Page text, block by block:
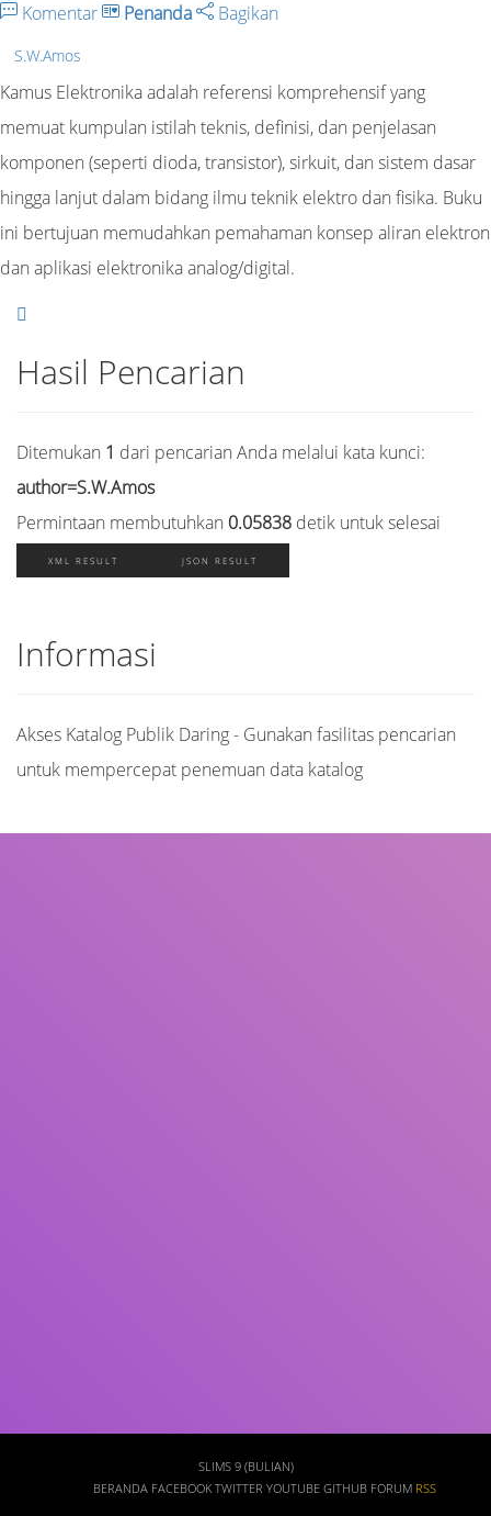
Komentar Penanda Bagikan
S.W.Amos
Kamus Elektronika adalah referensi komprehensif yang
memuat kumpulan istilah teknis, definisi, dan penjelasan
komponen (seperti dioda, transistor), sirkuit, dan sistem dasar
hingga lanjut dalam bidang ilmu teknik elektro dan fisika. Buku
ini bertujuan memudahkan pemahaman konsep aliran elektron
dan aplikasi elektronika analog/digital.
Hasil Pencarian
Ditemukan 1 dari pencarian Anda melalui kata kunci:
author=S.W.Amos
Permintaan membutuhkan 0.05838 detik untuk selesai
XML RESULT JSON RESULT
Informasi
Akses Katalog Publik Daring - Gunakan fasilitas pencarian
untuk mempercepat penemuan data katalog
SLIMS 9 (BULIAN)
BERANDA FACEBOOK TWITTER YOUTUBE GITHUB FORUM RSS